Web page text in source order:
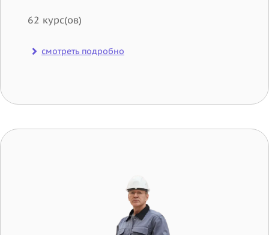
62 курс(ов)
смотреть подробно